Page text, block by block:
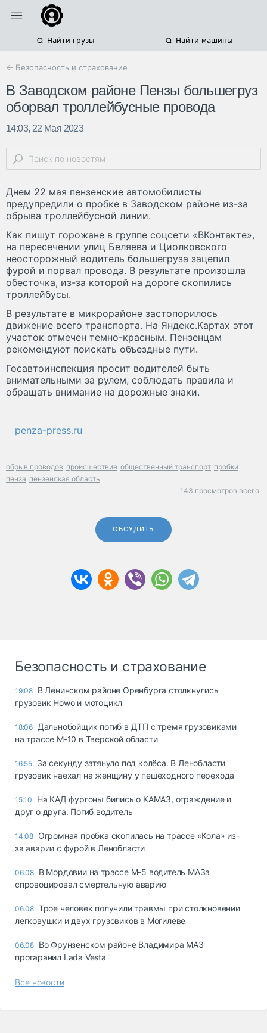
Найти грузы Найти машины
← Безопасность и страхование
В Заводском районе Пензы большегруз
оборвал троллейбусные провода
14:03, 22 Мая 2023
Днем 22 мая пензенские автомобилисты
предупредили о пробке в Заводском районе из-за
обрыва троллейбусной линии.
Как пишут горожане в группе соцсети «ВКонтакте»,
на пересечении улиц Беляева и Циолковского
неосторожный водитель большегруза зацепил
фурой и порвал провода. В результате произошла
обесточка, из-за которой на дороге скопились
троллейбусы.
В результате в микрорайоне застопорилось
движение всего транспорта. На Яндекс.Картах этот
участок отмечен темно-красным. Пензенцам
рекомендуют поискать объездные пути.
Госавтоинспекция просит водителей быть
внимательными за рулем, соблюдать правила и
обращать внимание на дорожные знаки.
penza-press.ru
обрыв проводов происшествие общественный транспорт пробки
пенза пензенская область
143 просмотров всего.
ОБСУДИТЬ
Безопасность и страхование
19:08 В Ленинском районе Оренбурга столкнулись
грузовик Howo и мотоцикл
18:06 Дальнобойщик погиб в ДТП с тремя грузовиками
на трассе М-10 в Тверской области
16:55 За секунду затянуло под колёса. В Ленобласти
грузовик наехал на женщину у пешеходного перехода
15:10
На КАД фургоны бились о КАМАЗ, ограждение и
друг о друга. Погиб водитель
14:08 Огромная пробка скопилась на трассе «Кола» из-
за аварии с фурой в Ленобласти
06.08 В Мордовии на трассе М-5 водитель МАЗа
спровоцировал смертельную аварию
06.08 Трое человек получили травмы при столкновении
легковушки и двух грузовиков в Могилеве
06.08 Во Фрунзенском районе Владимира МАЗ
протаранил Lada Vesta
Все новости